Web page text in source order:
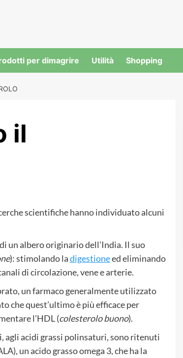
per dimagrire Utilità Shopping
il
scientifiche hanno individuato alcuni
un albero originario dell’India. Il suo
): stimolando ladigestioneed eliminando
di circolazione, vene e arterie.
un farmaco generalmente utilizzato
che quest’ultimo è più efficace per
l’HDL (colesterolo buono).
agli acidi grassi polinsaturi, sono ritenuti
un acido grasso omega 3, che ha la